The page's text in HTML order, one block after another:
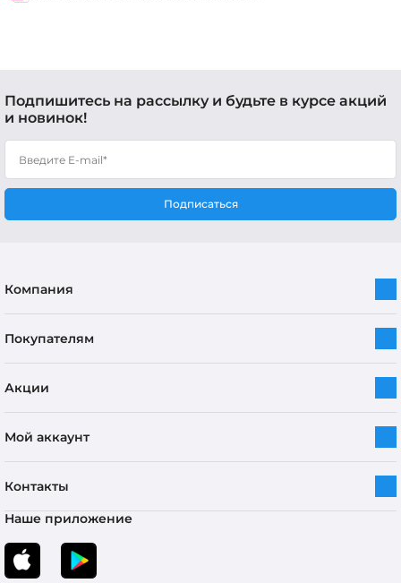
Подпишитесь на рассылку и будьте в курсе акций
и новинок!
Подписаться
Компания
Покупателям
Акции
Мой аккаунт
Контакты
Наше приложение